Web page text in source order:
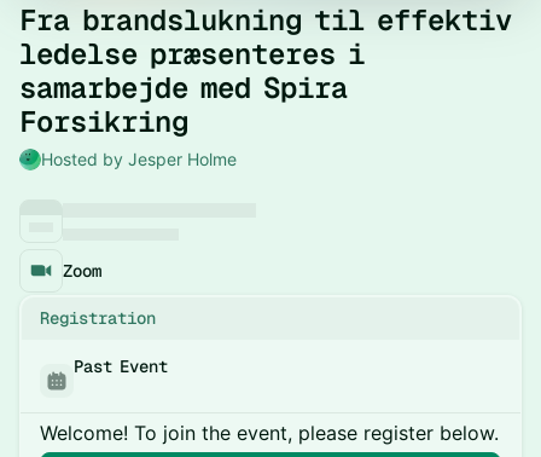
Fra brandslukning til effektiv
ledelse præsenteres i
samarbejde med Spira
Forsikring
Hosted by Jesper Holme
Zoom
Registration
Past Event
Welcome! To join the event, please register below.